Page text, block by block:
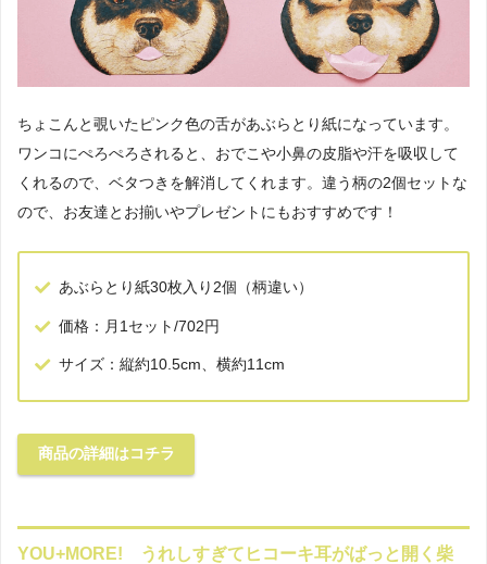
ちょこんと覗いたピンク色の舌があぶらとり紙になっています。
ワンコにぺろぺろされると、おでこや小鼻の皮脂や汗を吸収して
くれるので、ベタつきを解消してくれます。違う柄の2個セットな
ので、お友達とお揃いやプレゼントにもおすすめです！
あぶらとり紙30枚入り2個（柄違い）
価格：月1セット/702円
サイズ：縦約10.5cm、横約11cm
商品の詳細はコチラ
YOU+MORE! うれしすぎてヒコーキ耳がばっと開く柴